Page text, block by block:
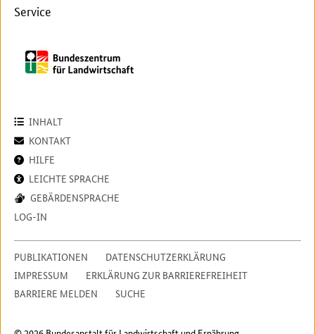
Service
INHALT
KONTAKT
HILFE
LEICHTE SPRACHE
GEBÄRDENSPRACHE
LOG-IN
PUBLIKATIONEN
DATENSCHUTZERKLÄRUNG
IMPRESSUM
ERKLÄRUNG ZUR BARRIEREFREIHEIT
BARRIERE MELDEN
SUCHE